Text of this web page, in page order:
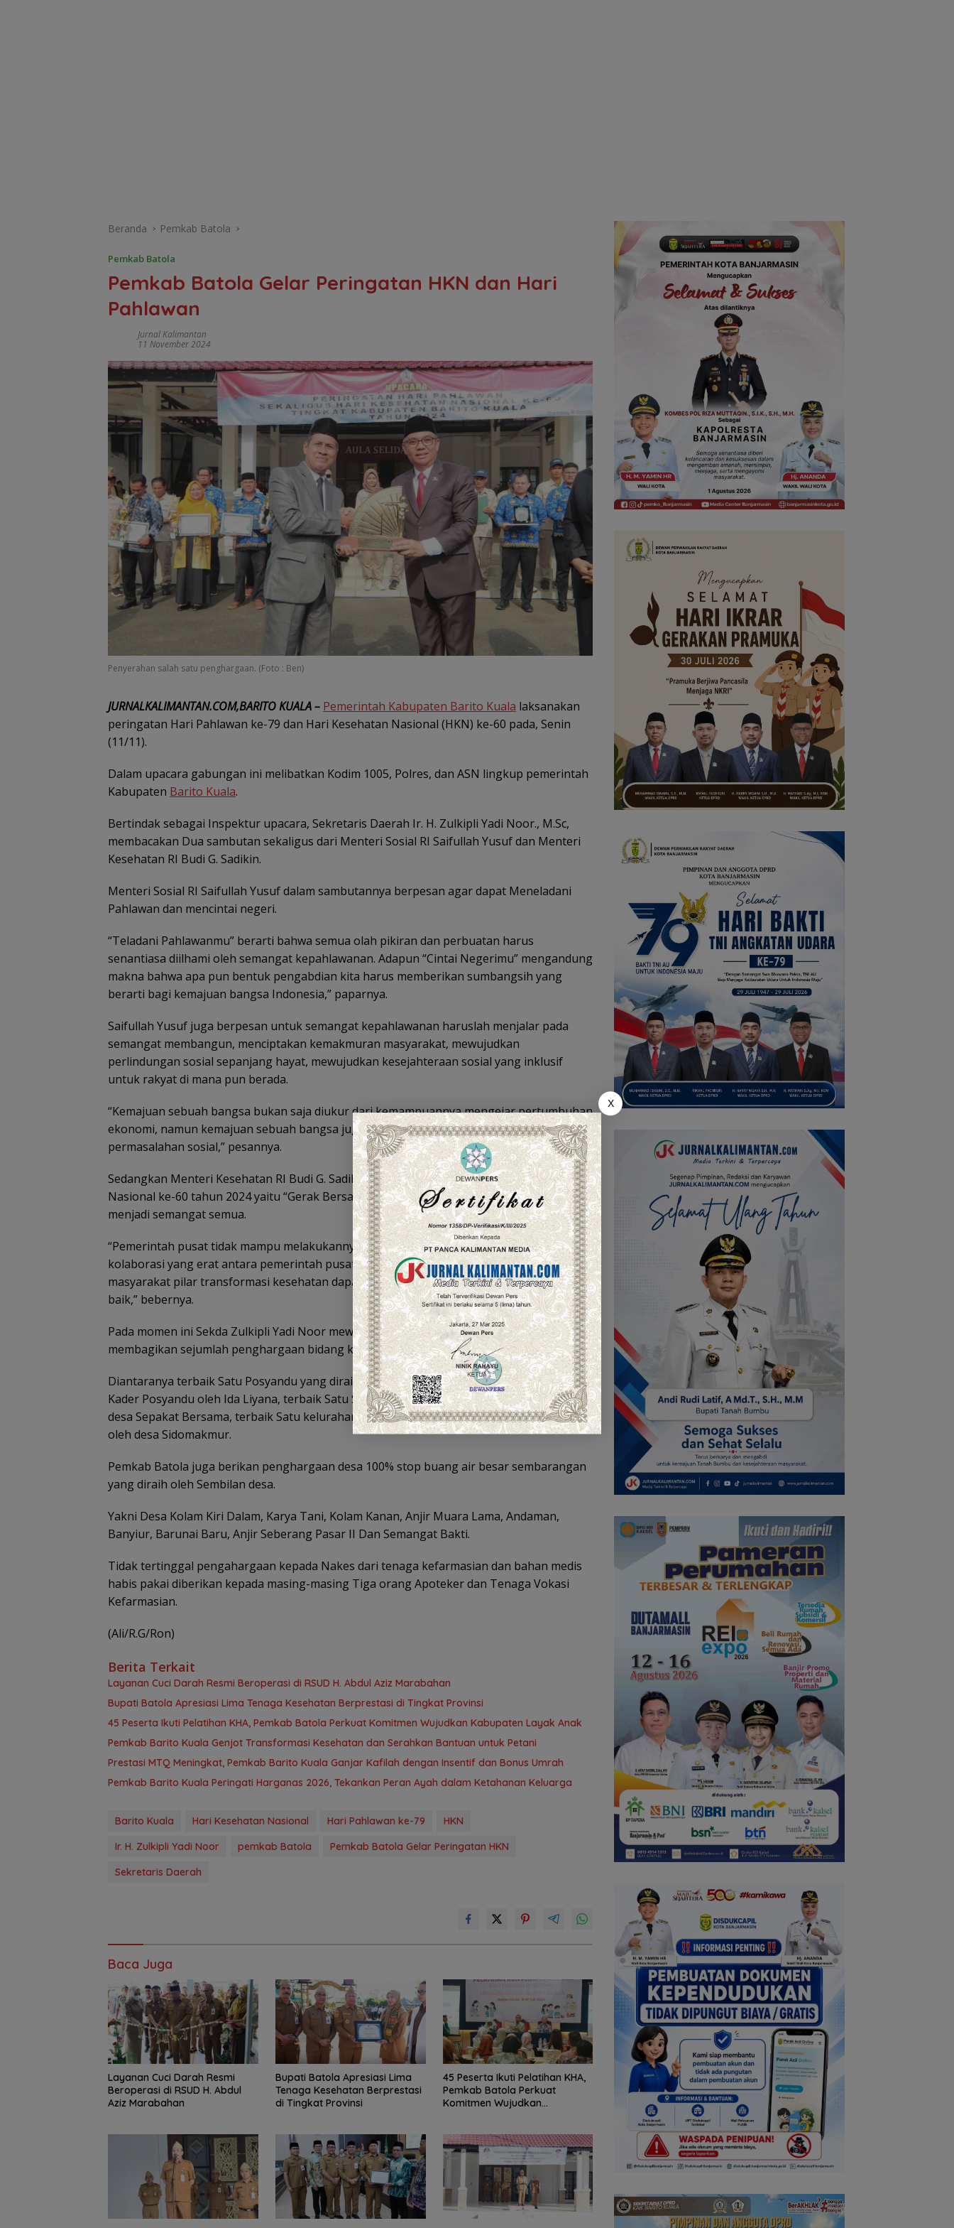
Beranda Pemkab Batola
Pemkab Batola
Pemkab Batola Gelar Peringatan HKN dan Hari
Pahlawan
Jurnal Kalimantan
11 November 2024
Penyerahan salah satu penghargaan. (Foto : Ben)
JURNALKALIMANTAN.COM,BARITO KUALA – Pemerintah Kabupaten Barito Kuala laksanakan
peringatan Hari Pahlawan ke-79 dan Hari Kesehatan Nasional (HKN) ke-60 pada, Senin
(11/11).
Dalam upacara gabungan ini melibatkan Kodim 1005, Polres, dan ASN lingkup pemerintah
Kabupaten Barito Kuala.
Bertindak sebagai Inspektur upacara, Sekretaris Daerah Ir. H. Zulkipli Yadi Noor., M.Sc,
membacakan Dua sambutan sekaligus dari Menteri Sosial RI Saifullah Yusuf dan Menteri
Kesehatan RI Budi G. Sadikin.
Menteri Sosial RI Saifullah Yusuf dalam sambutannya berpesan agar dapat Meneladani
Pahlawan dan mencintai negeri.
“Teladani Pahlawanmu” berarti bahwa semua olah pikiran dan perbuatan harus
senantiasa diilhami oleh semangat kepahlawanan. Adapun “Cintai Negerimu” mengandung
makna bahwa apa pun bentuk pengabdian kita harus memberikan sumbangsih yang
berarti bagi kemajuan bangsa Indonesia,” paparnya.
Saifullah Yusuf juga berpesan untuk semangat kepahlawanan haruslah menjalar pada
semangat membangun, menciptakan kemakmuran masyarakat, mewujudkan
perlindungan sosial sepanjang hayat, mewujudkan kesejahteraan sosial yang inklusif
untuk rakyat di mana pun berada.
“Kemajuan sebuah bangsa bukan saja diukur dari kemampuannya mengejar pertumbuhan
ekonomi, namun kemajuan sebuah bangsa juga diukur dari kemampuannya mengelola
permasalahan sosial,” pesannya.
Sedangkan Menteri Kesehatan RI Budi G. Sadikin sampaikan tema Hari Kesehatan
Nasional ke-60 tahun 2024 yaitu “Gerak Bersama, Sehat Bersama” yang mutlak harus
menjadi semangat semua.
“Pemerintah pusat tidak mampu melakukannya sendiri. Hanya dengan sinergi dan
kolaborasi yang erat antara pemerintah pusat, pemerintah daerah dan seluruh elemen
masyarakat pilar transformasi kesehatan dapat ditegakkan menuju perubahan yang lebih
baik,” bebernya.
Pada momen ini Sekda Zulkipli Yadi Noor mewakili Pj. Bupati Dinansyah, turut
membagikan sejumlah penghargaan bidang kesehatan tingkat kabupaten Barito Kuala.
Diantaranya terbaik Satu Posyandu yang diraih desa Pandan Sari Anjir Pasar, terbaik Satu
Kader Posyandu oleh Ida Liyana, terbaik Satu Sanitasi Total Berbasis Masyarakat oleh
desa Sepakat Bersama, terbaik Satu kelurahan desa Ber Prilaku Hidup Bersih dan Sehat
oleh desa Sidomakmur.
Pemkab Batola juga berikan penghargaan desa 100% stop buang air besar sembarangan
yang diraih oleh Sembilan desa.
Yakni Desa Kolam Kiri Dalam, Karya Tani, Kolam Kanan, Anjir Muara Lama, Andaman,
Banyiur, Barunai Baru, Anjir Seberang Pasar II Dan Semangat Bakti.
Tidak tertinggal pengahargaan kepada Nakes dari tenaga kefarmasian dan bahan medis
habis pakai diberikan kepada masing-masing Tiga orang Apoteker dan Tenaga Vokasi
Kefarmasian.
(Ali/R.G/Ron)
Berita Terkait
Layanan Cuci Darah Resmi Beroperasi di RSUD H. Abdul Aziz Marabahan
Bupati Batola Apresiasi Lima Tenaga Kesehatan Berprestasi di Tingkat Provinsi
45 Peserta Ikuti Pelatihan KHA, Pemkab Batola Perkuat Komitmen Wujudkan Kabupaten Layak Anak
Pemkab Barito Kuala Genjot Transformasi Kesehatan dan Serahkan Bantuan untuk Petani
Prestasi MTQ Meningkat, Pemkab Barito Kuala Ganjar Kafilah dengan Insentif dan Bonus Umrah
Pemkab Barito Kuala Peringati Harganas 2026, Tekankan Peran Ayah dalam Ketahanan Keluarga
Barito Kuala Hari Kesehatan Nasional Hari Pahlawan ke-79
HKN
Ir. H. Zulkipli Yadi Noor
pemkab Batola
Pemkab Batola Gelar Peringatan HKN
Sekretaris Daerah
Baca Juga
Layanan Cuci Darah Resmi
Beroperasi di RSUD H. Abdul
Aziz Marabahan
Bupati Batola Apresiasi Lima
Tenaga Kesehatan Berprestasi
di Tingkat Provinsi
45 Peserta Ikuti Pelatihan KHA,
Pemkab Batola Perkuat
Komitmen Wujudkan
X